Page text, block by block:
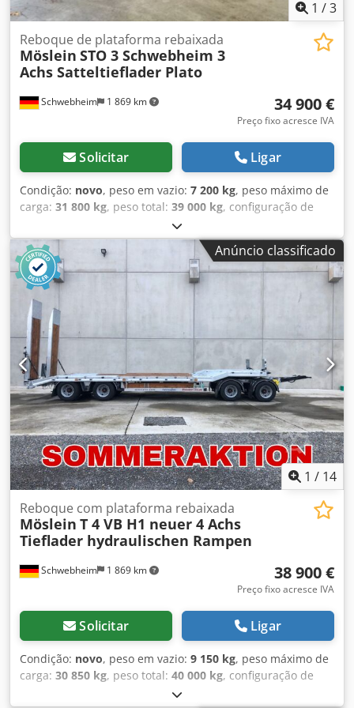
1 /3
Schwebheim 1 869 km
Reboque de plataforma rebaixada
Möslein STO 3 Schwebheim 3
Achs Satteltieflader Plato
34 900 €
Preço fixo acresce IVA
Solicitar Ligar
Condição: novo, peso em vazio: 7 200 kg, peso máximo de
carga: 31 800 kg, peso total: 39 000 kg, configuração de
, tamanho do pneu:
17,5, cor:outro, tipo de engrenagem:outro, dimensão do
pneu dianteiro:235/75 R 17,5
, tamanho do pneu traseiro:
235/75 R 17,5, cabina do condutor:outro, classe de
emissão:
, combustível:biodiesel
ABS, travão de ar comprimido
, Comprimento do piso
elevado aprox. 4.180 mm, comprimento do piso rebaixado
aprox. 9.400 mm, parede frontal com aprox. 800 mm de
altura, 14 bolsas para estacas no quadro externo, 8
estacas removíveis, 3 travessas de estacas, 24 argolas de
amarração, 4 pares de travas para contêiner, -- Sujeito a
erros de digitação, imprecisões e alterações, imagens
ilustrativas --, Mais informações em: !, Mais detalhes: !
Djdpfjztd Ucjx Actewa
Anúncio classificado
1 / 14
Schwebheim 1 869 km
Reboque com plataforma rebaixada
Möslein T 4 VB H1 neuer 4 Achs
Tieflader hydraulischen Rampen
38 900 €
Preço fixo acresce IVA
Solicitar Ligar
Condição: novo, peso em vazio: 9 150 kg, peso máximo de
carga: 30 850 kg, peso total: 40 000 kg, configuração de
, comprimento do espaço de carga: